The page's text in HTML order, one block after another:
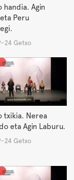
handia. Agin
Peru
24 Getxo
txikia. Nerea
eta Agin Laburu.
24 Getxo